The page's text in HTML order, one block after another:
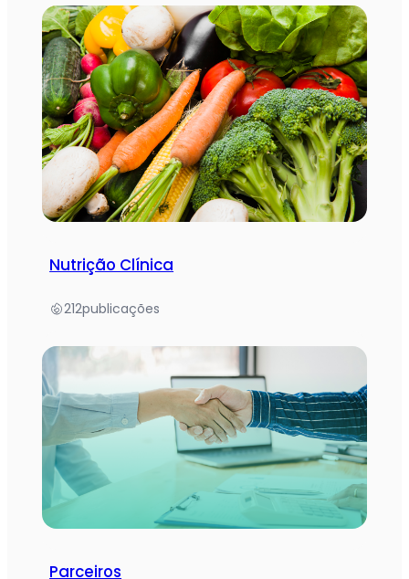
Nutrição Clínica
212publicações
Parceiros